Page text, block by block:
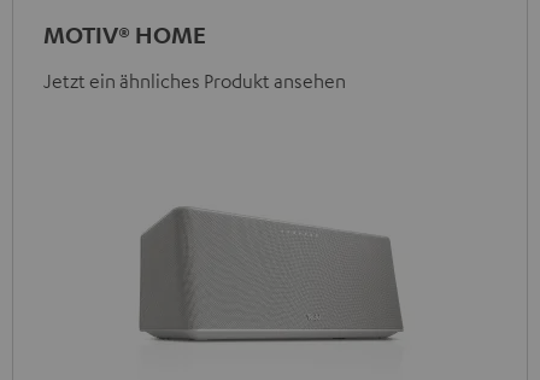
MOTIV® HOME
Jetzt ein ähnliches Produkt ansehen